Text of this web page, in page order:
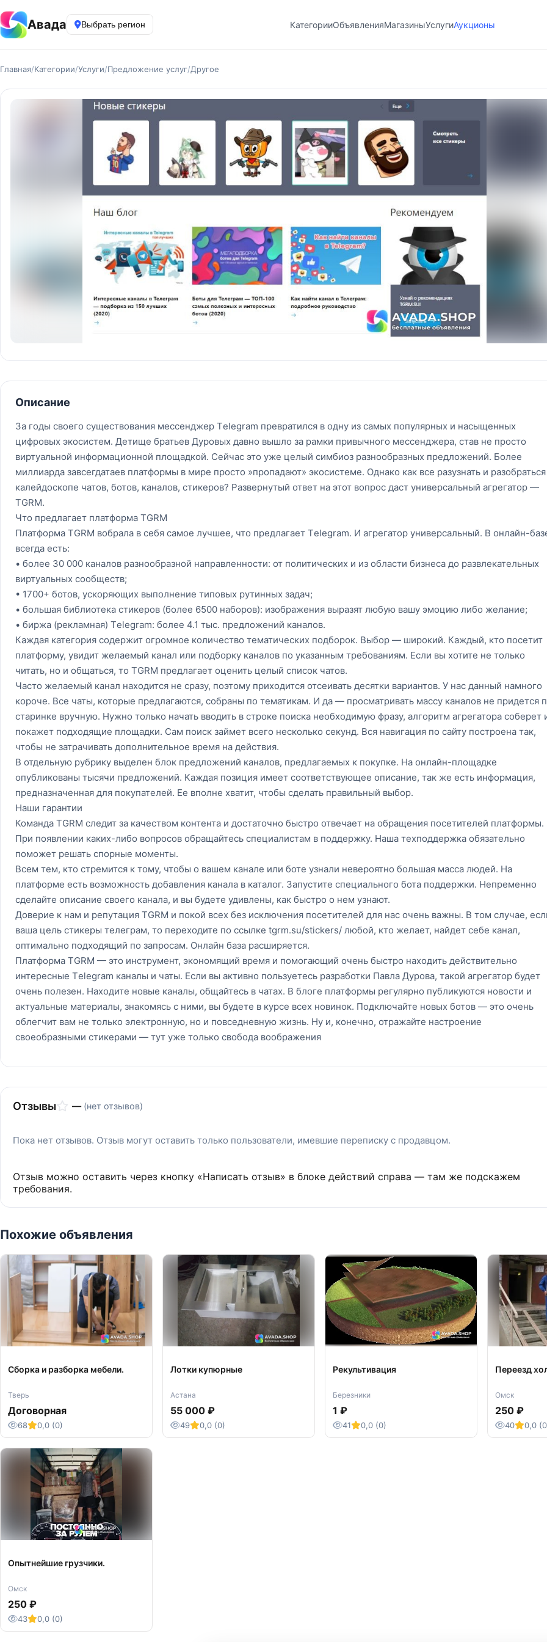
Авада Выбрать регион КатегорииОбъявленияМагазиныУслугиАукционы
Главная/Категории/Услуги/Предложение услуг/Другое
Описание
За годы своего существования мессенджер Tеlеgrаm превратился в одну из самых популярных и насыщенных
цифровых экосистем. Детище братьев Дуровых давно вышло за рамки привычного мессенджера, став не просто
виртуальной информационной площадкой. Сейчас это уже целый симбиоз разнообразных предложений. Более
миллиарда завсегдатаев платформы в мире просто »пропадают» экосистеме. Однако как все разузнать и
калейдоскопе чатов, ботов, каналов, стикеров? Развернутый ответ на этот вопрос даст универсальный агрегатор —
TGRM.
Что предлагает платформа TGRM
Платформа TGRM вобрала в себя самое лучшее, что предлагает Tеlеgrаm. И агрегатор универсальный. В онлайн-
всегда есть:
• более 30 000 каналов разнообразной направленности: от политических и из области бизнеса до развлекательных
виртуальных сообществ;
• 1700+ ботов, ускоряющих выполнение типовых рутинных задач;
• большая библиотека стикеров (более 6500 наборов): изображения выразят любую вашу эмоцию либо желание;
• биржа (рекламная) Tеlеgrаm: более 4.1 тыс. предложений каналов.
Каждая категория содержит огромное количество тематических подборок. Выбор — широкий. Каждый, кто посетит
платформу, увидит желаемый канал или подборку каналов по указанным требованиям. Если вы хотите не только
читать, но и общаться, то TGRM предлагает оценить целый список чатов.
Часто желаемый канал находится не сразу, поэтому приходится отсеивать десятки вариантов. У нас данный намного
короче. Все чаты, которые предлагаются, собраны по тематикам. И да — просматривать массу каналов не придется
старинке вручную. Нужно только начать вводить в строке поиска необходимую фразу, алгоритм агрегатора соберет
покажет подходящие площадки. Сам поиск займет всего несколько секунд. Вся навигация по сайту построена так,
чтобы не затрачивать дополнительное время на действия.
В отдельную рубрику выделен блок предложений каналов, предлагаемых к покупке. На онлайн-площадке
опубликованы тысячи предложений. Каждая позиция имеет соответствующее описание, так же есть информация,
предназначенная для покупателей. Ее вполне хватит, чтобы сделать правильный выбор.
Наши гарантии
Команда TGRM следит за качеством контента и достаточно быстро отвечает на обращения посетителей платформы.
При появлении каких-либо вопросов обращайтесь специалистам в поддержку. Наша техподдержка обязательно
поможет решать спорные моменты.
Всем тем, кто стремится к тому, чтобы о вашем канале или боте узнали невероятно большая масса людей. На
платформе есть возможность добавления канала в каталог. Запустите специального бота поддержки. Непременно
сделайте описание своего канала, и вы будете удивлены, как быстро о нем узнают.
Доверие к нам и репутация TGRM и покой всех без исключения посетителей для нас очень важны. В том случае,
ваша цель стикеры тeлeгpам, то переходите по ссылке tgrm.su/stickers/ любой, кто желает, найдет себе канал,
оптимально подходящий по запросам. Онлайн база расширяется.
Платформа TGRM — это инструмент, экономящий время и помогающий очень быстро находить действительно
интересные Tеlеgrаm каналы и чаты. Если вы активно пользуетесь разработки Павла Дурова, такой агрегатор будет
очень полезен. Находите новые каналы, общайтесь в чатах. В блоге платформы регулярно публикуются новости и
актуальные материалы, знакомясь с ними, вы будете в курсе всех новинок. Подключайте новых ботов — это очень
облегчит вам не только электронную, но и повседневную жизнь. Ну и, конечно, отражайте настроение
своеобразными стикерами — тут уже только свобода воображения
Отзывы — (нет отзывов)
Пока нет отзывов. Отзыв могут оставить только пользователи, имевшие переписку с продавцом.
Отзыв можно оставить через кнопку «Написать отзыв» в блоке действий справа — там же подскажем
требования.
Похожие объявления
Сборка и разборка мебели.
Тверь
Договорная
68 0,0 (0)
Лотки купюрные
Астана
55 000 ₽
49 0,0 (0)
Рекультивация
Березники
1 ₽
41 0,0 (0)
Переезд
Омск
250 ₽
40 0,0
Опытнейшие грузчики.
Омск
250 ₽
43 0,0 (0)